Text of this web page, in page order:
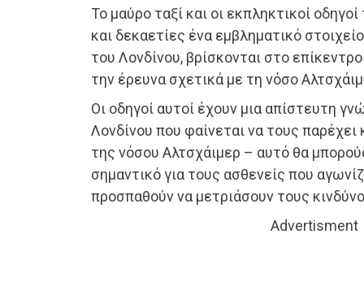
Το μαύρο ταξί και οι εκπληκτικοί
και δεκαετίες ένα εμβληματικό
του Λονδίνου, βρίσκονται στο
την έρευνα σχετικά με τη νόσο
Οι οδηγοί αυτοί έχουν μια απίστευτη
Λονδίνου που φαίνεται να τους παρέχει
της νόσου Αλτσχάιμερ – αυτό θα
σημαντικό για τους ασθενείς που
προσπαθούν να μετριάσουν τους
Advertisment